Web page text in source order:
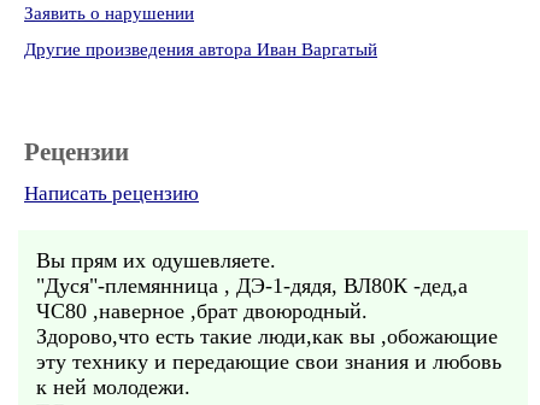
Заявить о нарушении
Другие произведения автора Иван Варгатый
Рецензии
Написать рецензию
Вы прям их одушевляете.
"Дуся"-племянница , ДЭ-1-дядя, ВЛ80К -дед,а
ЧС80 ,наверное ,брат двоюродный.
Здорово,что есть такие люди,как вы ,обожающие
эту технику и передающие свои знания и любовь
к ней молодежи.